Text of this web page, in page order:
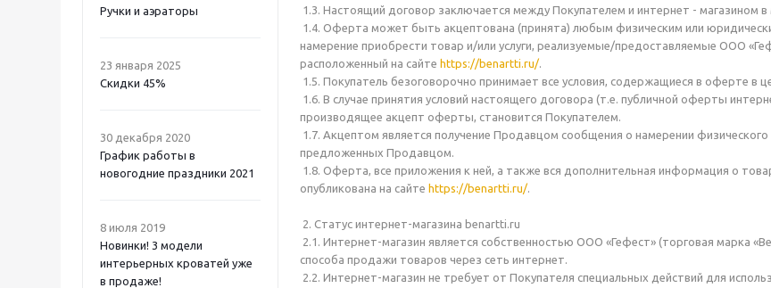
Ручки и аэраторы
23 января 2025
Скидки 45%
30 декабря 2020
График работы в
новогодние праздники 2021
8 июля 2019
Новинки! 3 модели
интерьерных кроватей уже
в продаже!
1.3. Настоящий договор заключается между Покупателем и интернет - магазином
1.4. Оферта может быть акцептована (принята) любым физическим или
намерение приобрести товар и/или услуги, реализуемые/предоставляемые ООО
расположенный на сайте https://benartti.ru/.
1.5. Покупатель безоговорочно принимает все условия, содержащиеся в оферте в
1.6. В случае принятия условий настоящего договора (т.е. публичной оферты
производящее акцепт оферты, становится Покупателем.
1.7. Акцептом является получение Продавцом сообщения о намерении
предложенных Продавцом.
1.8. Оферта, все приложения к ней, а также вся дополнительная информация о
опубликована на сайте https://benartti.ru/.
2. Статус интернет-магазина benartti.ru
2.1. Интернет-магазин является собственностью ООО «Гефест» (торговая марка
способа продажи товаров через сеть интернет.
2.2. Интернет-магазин не требует от Покупателя специальных действий для